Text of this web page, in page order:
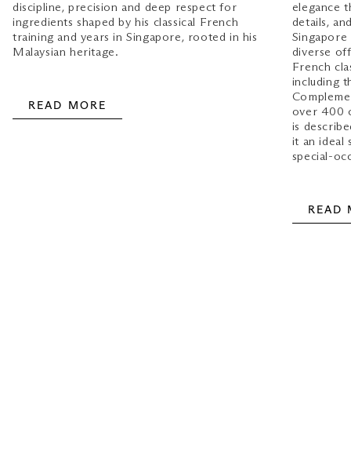
discipline, precision and deep respect for
ingredients shaped by his classical French
training and years in Singapore, rooted in his
Malaysian heritage.
READ MORE
elegance
details,
Singapore
diverse
French
including
over 400
is
it an ideal
READ